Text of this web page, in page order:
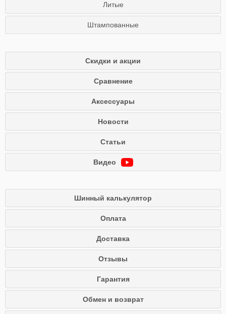
Литые
Штампованные
Скидки и акции
Сравнение
Аксессуары
Новости
Статьи
Видео
Шинный калькулятор
Оплата
Доставка
Отзывы
Гарантия
Обмен и возврат